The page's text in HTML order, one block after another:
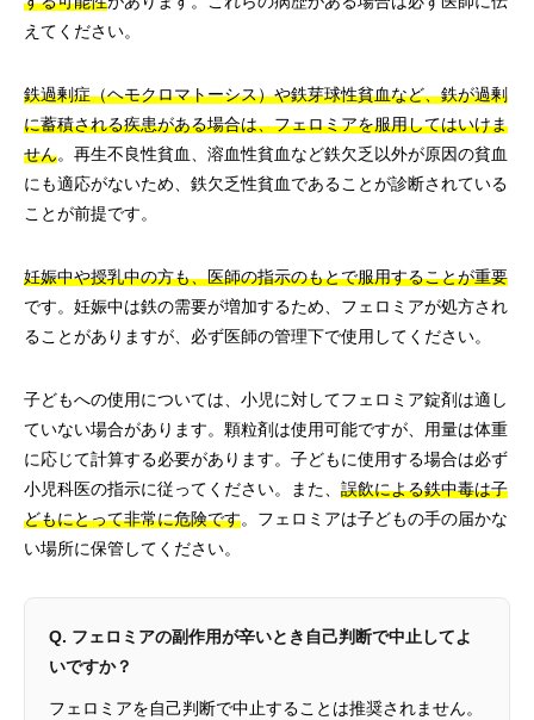
えてください。
鉄過剰症（ヘモクロマトーシス）や鉄芽球性貧血など、鉄が過剰
に蓄積される疾患がある場合は、フェロミアを服用してはいけま
せん。再生不良性貧血、溶血性貧血など鉄欠乏以外が原因の貧血
にも適応がないため、鉄欠乏性貧血であることが診断されている
ことが前提です。
妊娠中や授乳中の方も、医師の指示のもとで服用することが重要
です。妊娠中は鉄の需要が増加するため、フェロミアが処方され
ることがありますが、必ず医師の管理下で使用してください。
子どもへの使用については、小児に対してフェロミア錠剤は適し
ていない場合があります。顆粒剤は使用可能ですが、用量は体重
に応じて計算する必要があります。子どもに使用する場合は必ず
小児科医の指示に従ってください。また、 誤飲による鉄中毒は子
どもにとって非常に危険です。フェロミアは子どもの手の届かな
い場所に保管してください。
Q. フェロミアの副作用が辛いとき自己判断で中止してよ
いですか？
フェロミアを自己判断で中止することは推奨されません。